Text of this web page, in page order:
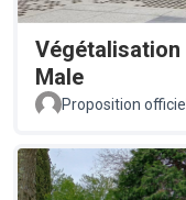
Végétalisation
Male
Proposition